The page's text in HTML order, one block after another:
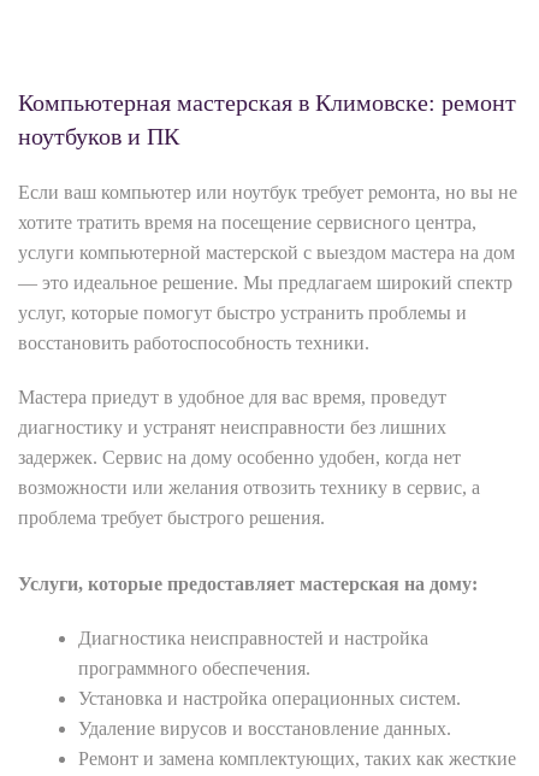
Компьютерная мастерская в Климовске: ремонт
ноутбуков и ПК
Если ваш компьютер или ноутбук требует ремонта, но вы не
хотите тратить время на посещение сервисного центра,
услуги компьютерной мастерской с выездом мастера на дом
— это идеальное решение. Мы предлагаем широкий спектр
услуг, которые помогут быстро устранить проблемы и
восстановить работоспособность техники.
Мастера приедут в удобное для вас время, проведут
диагностику и устранят неисправности без лишних
задержек. Сервис на дому особенно удобен, когда нет
возможности или желания отвозить технику в сервис, а
проблема требует быстрого решения.
Услуги, которые предоставляет мастерская на дому:
Диагностика неисправностей и настройка
программного обеспечения.
Установка и настройка операционных систем.
Удаление вирусов и восстановление данных.
Ремонт и замена комплектующих, таких как жесткие